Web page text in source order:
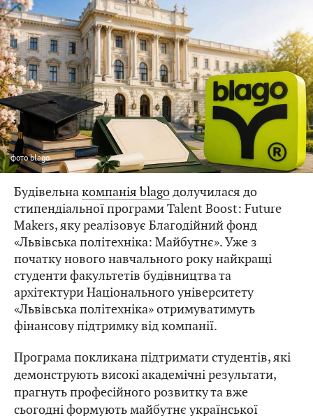
фотоblago
Будівельнакомпанія blagoдолучилася до
стипендіальної програми Talent Boost: Future
Makers, яку реалізовує Благодійний фонд
«Львівська політехніка: Майбутнє». Уже з
початку нового навчального року найкращі
студенти факультетів будівництва та
архітектури Національного університету
«Львівська політехніка» отримуватимуть
фінансову підтримку від компанії.
Програма покликана підтримати студентів, які
демонструють високі академічні результати,
прагнуть професійного розвитку та вже
сьогодні формують майбутнє української